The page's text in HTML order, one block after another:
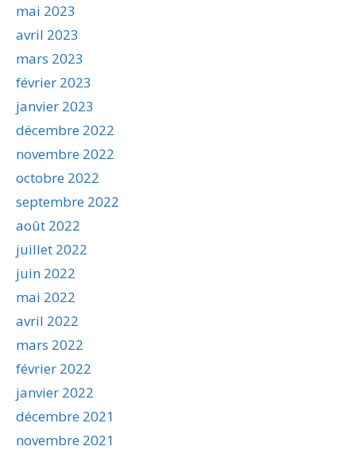
mai 2023
avril 2023
mars 2023
février 2023
janvier 2023
décembre 2022
novembre 2022
octobre 2022
septembre 2022
août 2022
juillet 2022
juin 2022
mai 2022
avril 2022
mars 2022
février 2022
janvier 2022
décembre 2021
novembre 2021